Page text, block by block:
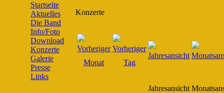
Startseite
Aktuelles
Die Band
Info/Foto
Download
Konzerte
Galerie
Presse
Links
Konzerte
Jahresansicht